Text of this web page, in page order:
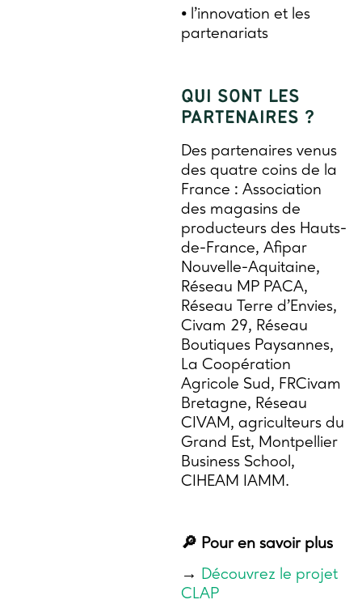
• l’innovation et les
partenariats
QUI SONT LES
PARTENAIRES ?
Des partenaires venus
des quatre coins de la
France : Association
des magasins de
producteurs des Hauts-
de-France, Afipar
Nouvelle-Aquitaine,
Réseau MP PACA,
Réseau Terre d’Envies,
Civam 29, Réseau
Boutiques Paysannes,
La Coopération
Agricole Sud, FRCivam
Bretagne, Réseau
CIVAM, agriculteurs du
Grand Est, Montpellier
Business School,
CIHEAM IAMM.
🔎 Pour en savoir plus
→ Découvrez le projet
CLAP